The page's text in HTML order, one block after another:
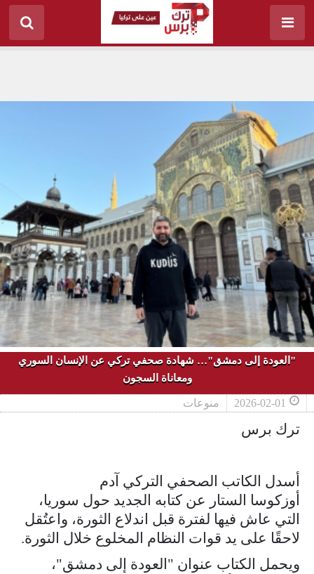
"العودة إلى دمشق"… شهادة صحفي تركي عن الإنسان السوري
ومعاناة السجون
2026-02-01 منوعات
ترك برس
أسدل الكاتب الصحفي التركي آدم
أوزكوسا الستار عن كتابه الجديد حول سوريا،
التي عاش فيها لفترة قبل اندلاع الثورة، واعتُقل
لاحقًا على يد قوات النظام المخلوع خلال الثورة.
ويحمل الكتاب عنوان "العودة إلى دمشق"،